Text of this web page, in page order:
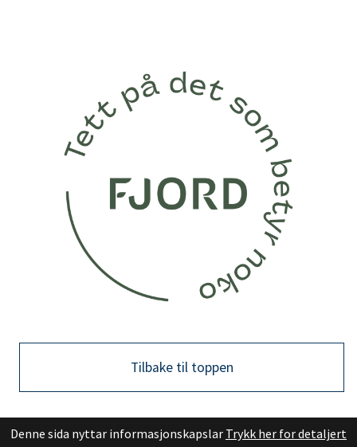
Tilbake til toppen
Denne sida nyttar informasjonskapslar Trykk her for detaljert